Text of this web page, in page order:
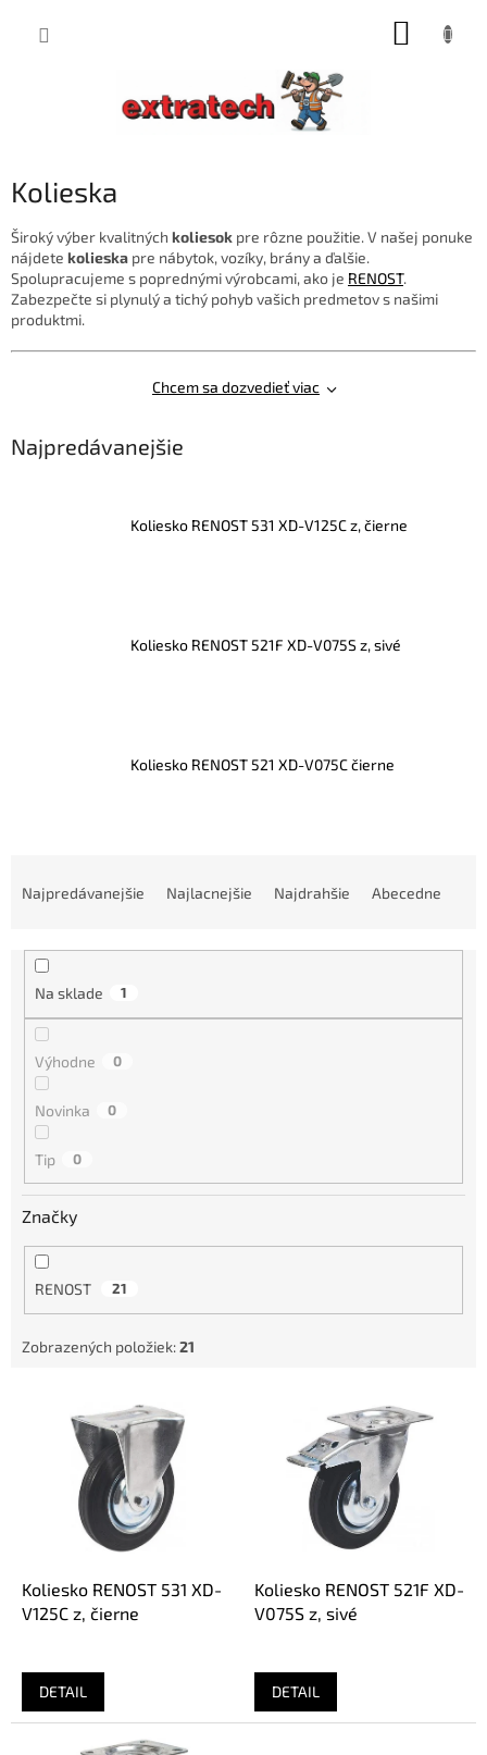
Kolieska
Široký výber kvalitných koliesok pre rôzne použitie. V našej ponuke
nájdete kolieska pre nábytok, vozíky, brány a ďalšie.
Spolupracujeme s poprednými výrobcami, ako je RENOST.
Zabezpečte si plynulý a tichý pohyb vašich predmetov s našimi
produktmi.
Chcem sa dozvedieť viac
Najpredávanejšie
Koliesko RENOST 531 XD-V125C z, čierne
Koliesko RENOST 521F XD-V075S z, sivé
Koliesko RENOST 521 XD-V075C čierne
Najpredávanejšie Najlacnejšie Najdrahšie Abecedne
Na sklade 1
Výhodne 0
Novinka 0
Tip 0
Značky
RENOST 21
Zobrazených položiek:21
Koliesko RENOST 531 XD-
V125C z, čierne
DETAIL
Koliesko RENOST 521F XD-
V075S z, sivé
DETAIL